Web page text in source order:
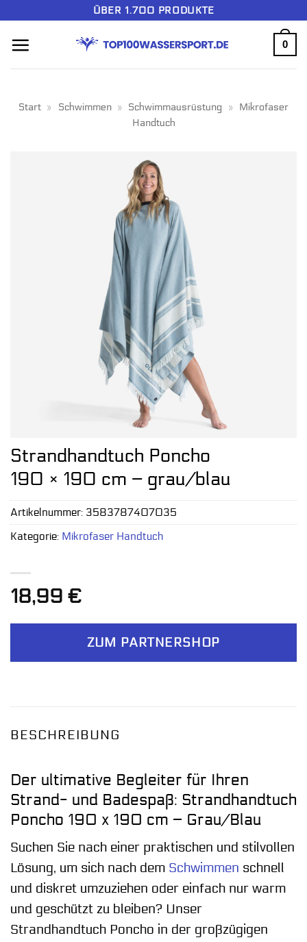
springen
ÜBER 1.700 PRODUKTE
0
Start » Schwimmen » Schwimmausrüstung » Mikrofaser
Handtuch
Strandhandtuch Poncho
190 × 190 cm – grau/blau
18,99 €
ZUM PARTNERSHOP
Artikelnummer: 3583787407035
Kategorie: Mikrofaser Handtuch
BESCHREIBUNG
Der ultimative Begleiter für Ihren
Strand- und Badespaß: Strandhandtuch
Poncho 190 x 190 cm – Grau/Blau
Suchen Sie nach einer praktischen und stilvollen
Lösung, um sich nach dem Schwimmen schnell
und diskret umzuziehen oder einfach nur warm
und geschützt zu bleiben? Unser
Strandhandtuch Poncho in der großzügigen